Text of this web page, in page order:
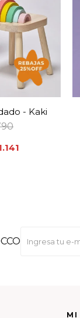
- Kaki
MI